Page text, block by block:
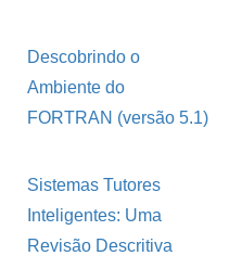
Descobrindo o
Ambiente do
FORTRAN (versão 5.1)
Sistemas Tutores
Inteligentes: Uma
Revisão Descritiva